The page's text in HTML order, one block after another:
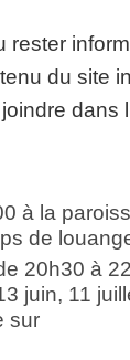
rester
du site
dans
à la
de
20h30 à
juin, 11
sur